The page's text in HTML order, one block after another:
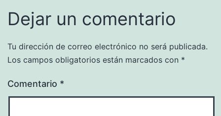
Dejar un comentario
Tu dirección de correo electrónico no será publicada.
Los campos obligatorios están marcados con *
Comentario *